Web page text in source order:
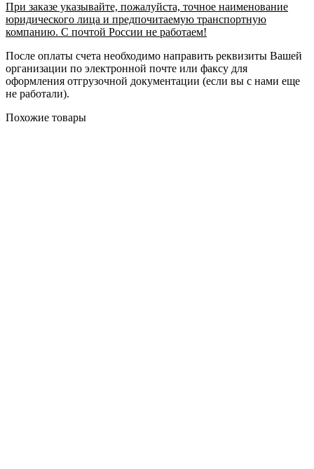
При заказе указывайте, пожалуйста, точное наименование
юридического лица и предпочитаемую транспортную
компанию. С почтой России не работаем!
После оплаты счета необходимо направить реквизиты Вашей
организации по электронной почте или факсу для
оформления отгрузочной документации (если вы с нами еще
не работали).
Похожие товары